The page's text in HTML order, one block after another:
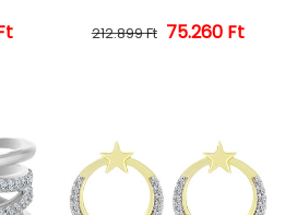
ár Normál ár
212.899 Ft 75.260 Ft